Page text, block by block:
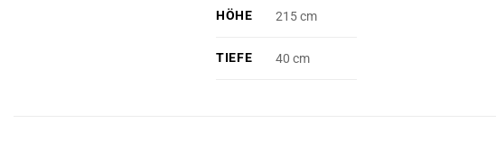
HÖHE 215 cm
TIEFE 40 cm